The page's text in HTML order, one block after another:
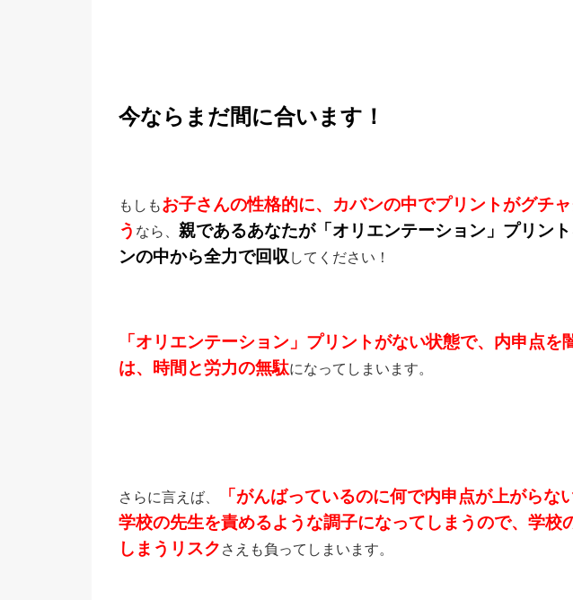
今ならまだ間に合います！
もしもお子さんの性格的に、カバンの中でプリントがグチ
う なら、 親であるあなたが「オリエンテーション」プリン
ンの中から全力で回収 してください！
「オリエンテーション」プリントがない状態で、内申点を
は、時間と労力の無駄になってしまいます。
さらに言えば、
「がんばっているのに何で内申点が上がらな
学校の先生を責めるような調子になってしまうので、学校
しまうリスク さえも負ってしまいます。